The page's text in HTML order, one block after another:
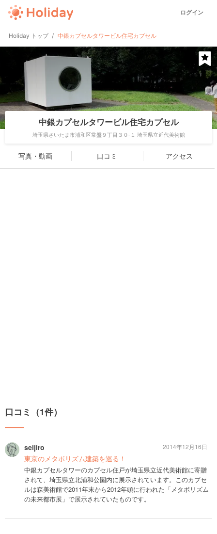
ログイン
Holiday トップ 中銀カプセルタワービル住宅カプセル
中銀カプセルタワービル住宅カプセル
埼玉県さいたま市浦和区常盤９丁目３０-１ 埼玉県立近代美術館
写真・動画 口コミ アクセス
口コミ（1件）
seijiro
東京のメタボリズム建築を巡る！
中銀カプセルタワーのカプセル住戸が埼玉県立近代美術館に寄贈
されて、埼玉県立北浦和公園内に展示されています。このカプセ
ルは森美術館で2011年末から2012年頭に行われた「メタボリズム
の未来都市展」で展示されていたものです。
2014年12月16日